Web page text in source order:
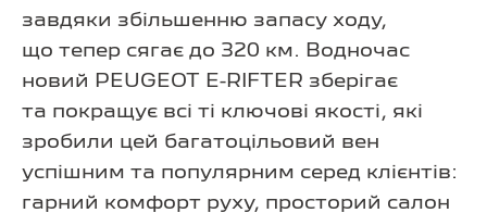
завдяки збільшенню запасу ходу,
що тепер сягає до 320 км. Водночас
новий PEUGEOT E-RIFTER зберігає
та покращує всі ті ключові якості, які
зробили цей багатоцільовий вен
успішним та популярним серед клієнтів:
гарний комфорт руху, просторий салон